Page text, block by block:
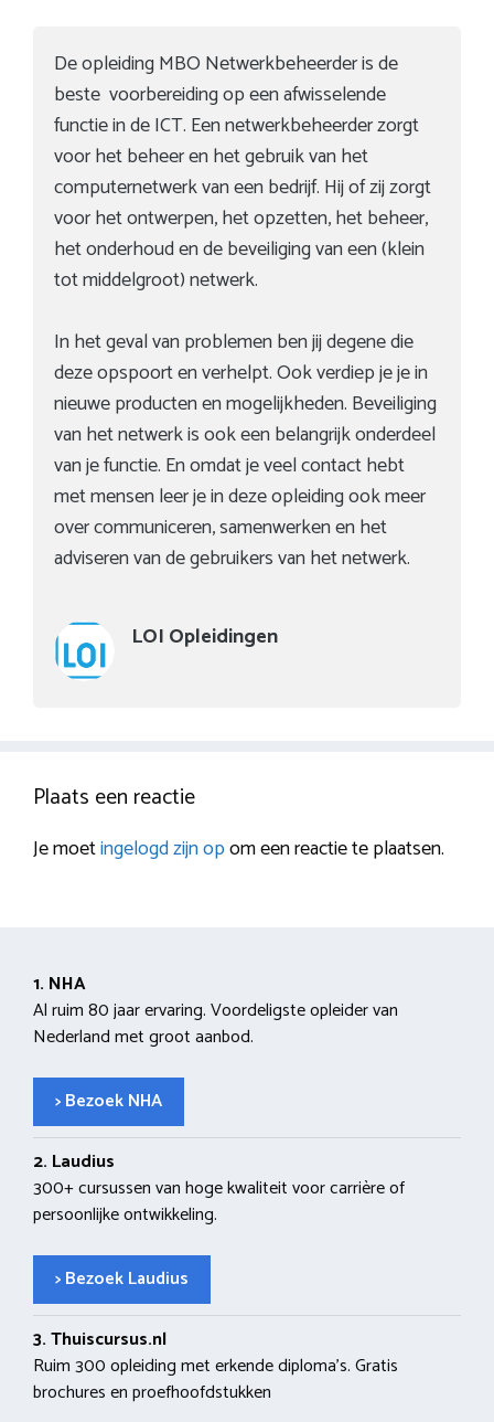
De opleiding MBO Netwerkbeheerder is de
beste voorbereiding op een afwisselende
functie in de ICT. Een netwerkbeheerder zorgt
voor het beheer en het gebruik van het
computernetwerk van een bedrijf. Hij of zij zorgt
voor het ontwerpen, het opzetten, het beheer,
het onderhoud en de beveiliging van een (klein
tot middelgroot) netwerk.
In het geval van problemen ben jij degene die
deze opspoort en verhelpt. Ook verdiep je je in
nieuwe producten en mogelijkheden. Beveiliging
van het netwerk is ook een belangrijk onderdeel
van je functie. En omdat je veel contact hebt
met mensen leer je in deze opleiding ook meer
over communiceren, samenwerken en het
adviseren van de gebruikers van het netwerk.
LOI Opleidingen
Plaats een reactie
Je moetingelogd zijn opom een reactie te plaatsen.
1. NHA
Al ruim 80 jaar ervaring. Voordeligste opleider van
Nederland met groot aanbod.
> Bezoek NHA
2. Laudius
300+ cursussen van hoge kwaliteit voor carrière of
persoonlijke ontwikkeling.
> Bezoek Laudius
3. Thuiscursus.nl
Ruim 300 opleiding met erkende diploma’s. Gratis
brochures en proefhoofdstukken